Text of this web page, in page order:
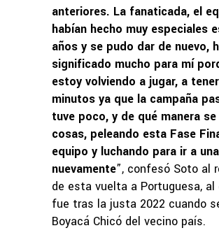
anteriores. La fanaticada, el
habían hecho muy especiales
años y se pudo dar de nuevo,
significado mucho para mí
estoy volviendo a jugar, a tener
minutos ya que la campaña
tuve poco, y de qué manera
cosas, peleando esta Fase
equipo y luchando para ir a
nuevamente”, confesó Soto al
de esta vuelta a Portuguesa, al
fue tras la justa 2022 cuando
Boyacá Chicó del vecino país.